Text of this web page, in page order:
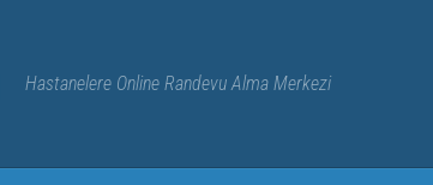
Hastanelere Online Randevu Alma Merkezi